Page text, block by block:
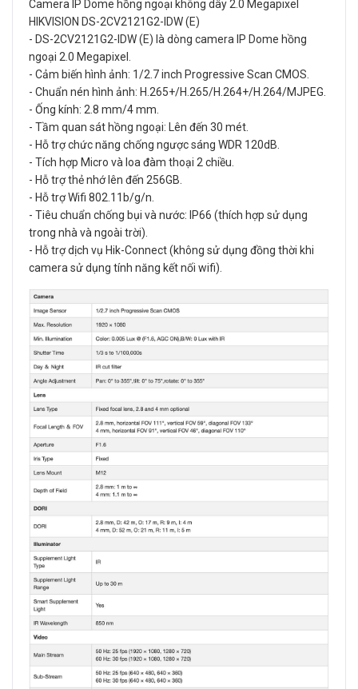
Camera IP Dome hồng ngoại không dây 2.0 Megapixel
HIKVISION DS-2CV2121G2-IDW (E)
- DS-2CV2121G2-IDW (E) là dòng camera IP Dome hồng
ngoại 2.0 Megapixel.
- Cảm biến hình ảnh: 1/2.7 inch Progressive Scan CMOS.
- Chuẩn nén hình ảnh: H.265+/H.265/H.264+/H.264/MJPEG.
- Ống kính: 2.8 mm/4 mm.
- Tầm quan sát hồng ngoại: Lên đến 30 mét.
- Hỗ trợ chức năng chống ngược sáng WDR 120dB.
- Tích hợp Micro và loa đàm thoại 2 chiều.
- Hỗ trợ thẻ nhớ lên đến 256GB.
- Hỗ trợ Wifi 802.11b/g/n.
- Tiêu chuẩn chống bụi và nước: IP66 (thích hợp sử dụng
trong nhà và ngoài trời).
- Hỗ trợ dịch vụ Hik-Connect (không sử dụng đồng thời khi
camera sử dụng tính năng kết nối wifi).